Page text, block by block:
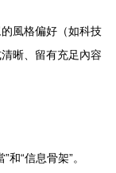
風格偏好（如科技
晰、留有充足內容
“信息骨架”。